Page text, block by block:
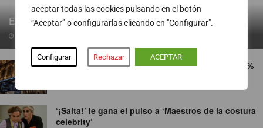
aceptar todas las cookies pulsando en el botón
“Aceptar” o configurarlas clicando en "Configurar".
Configurar Rechazar ACEPTAR
EL ICÓNICO GINGER 7 SE VISTE DE ROSA
El Ibex 35 arranca la sesión con subidas del 0,5%
‘¡Salta!’ le gana el pulso a ‘Maestros de la costura
celebrity’